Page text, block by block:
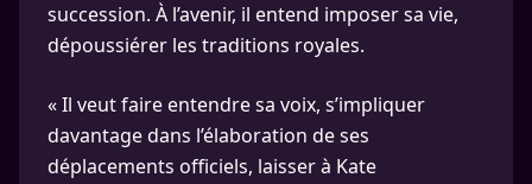
succession. À l’avenir, il entend imposer sa vie,
dépoussiérer les traditions royales.
« Il veut faire entendre sa voix, s’impliquer
davantage dans l’élaboration de ses
déplacements officiels, laisser à Kate